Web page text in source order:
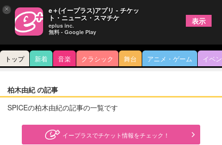
トップ 新着 音楽 クラシック 舞台 アニメ・ゲーム イベ
柏木由紀 の記事
SPICEの柏木由紀の記事の一覧です
イープラスでチケット情報をチェック！
× e＋(イープラス)アプリ - チケッ
ト・ニュース・スマチケ
eplus inc.
無料 - Google Play
表示